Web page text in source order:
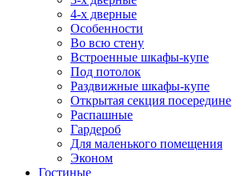
4-х дверные
Особенности
Во всю стену
Встроенные шкафы-купе
Под потолок
Раздвижные шкафы-купе
Открытая секция посередине
Распашные
Гардероб
Для маленького помещения
Эконом
Гостиные